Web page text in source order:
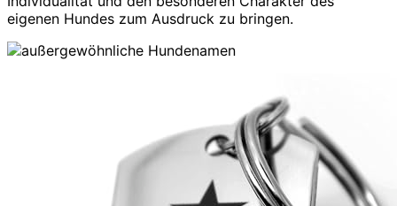
eigenen Hundes zum Ausdruck zu bringen.